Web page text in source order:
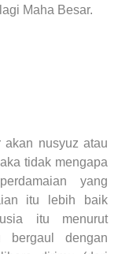
Maha Besar.
akan nusyuz atau
tidak mengapa
yang
itu lebih baik
itu menurut
dengan